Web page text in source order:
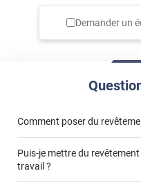
Demander un
Comment poser du
« Comment
Puis-je mettre du
travail ?